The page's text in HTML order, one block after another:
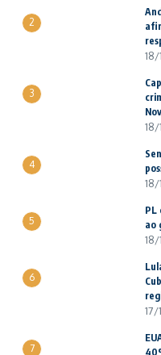
2
18/
3
18/
4
18/
5
PL
ao
18/
6
17/
7